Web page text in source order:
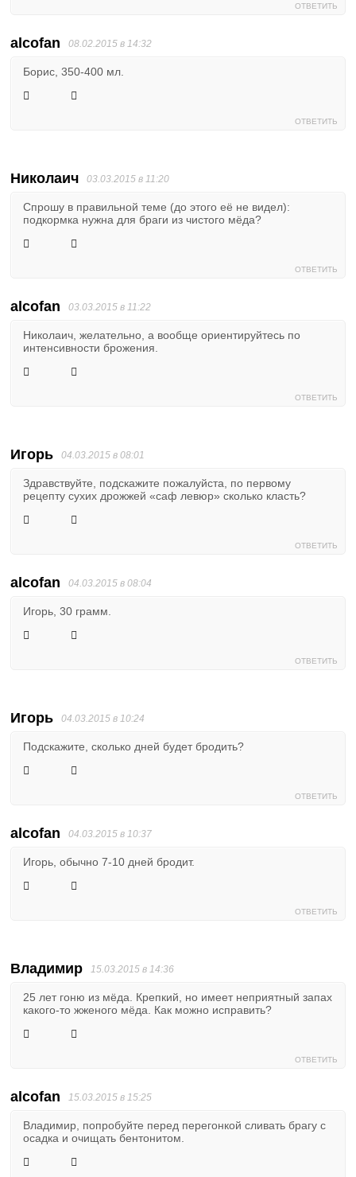
ОТВЕТИТЬ
alcofan 08.02.2015 в 14:32
Борис, 350-400 мл.
ОТВЕТИТЬ
Николаич 03.03.2015 в 11:20
Спрошу в правильной теме (до этого её не видел):
подкормка нужна для браги из чистого мёда?
ОТВЕТИТЬ
alcofan 03.03.2015 в 11:22
Николаич, желательно, а вообще ориентируйтесь по
интенсивности брожения.
ОТВЕТИТЬ
Игорь 04.03.2015 в 08:01
Здравствуйте, подскажите пожалуйста, по первому
рецепту сухих дрожжей «саф левюр» сколько класть?
ОТВЕТИТЬ
alcofan 04.03.2015 в 08:04
Игорь, 30 грамм.
ОТВЕТИТЬ
Игорь 04.03.2015 в 10:24
Подскажите, сколько дней будет бродить?
ОТВЕТИТЬ
alcofan 04.03.2015 в 10:37
Игорь, обычно 7-10 дней бродит.
ОТВЕТИТЬ
Владимир 15.03.2015 в 14:36
25 лет гоню из мёда. Крепкий, но имеет неприятный запах
какого-то жженого мёда. Как можно исправить?
ОТВЕТИТЬ
alcofan 15.03.2015 в 15:25
Владимир, попробуйте перед перегонкой сливать брагу с
осадка и очищать бентонитом.